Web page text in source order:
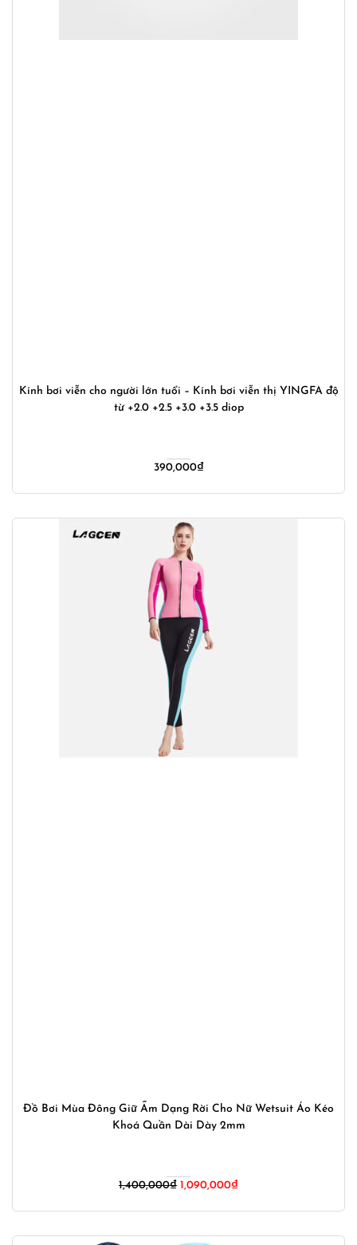
Kính bơi viễn cho người lớn tuổi – Kính bơi viễn thị YINGFA độ
từ +2.0 +2.5 +3.0 +3.5 diop
390,000₫
Đồ Bơi Mùa Đông Giữ Ấm Dạng Rời Cho Nữ Wetsuit Áo Kéo
Khoá Quần Dài Dày 2mm
1,400,000₫ Giá
1,400,000₫.
1,090,000₫Giá
là: